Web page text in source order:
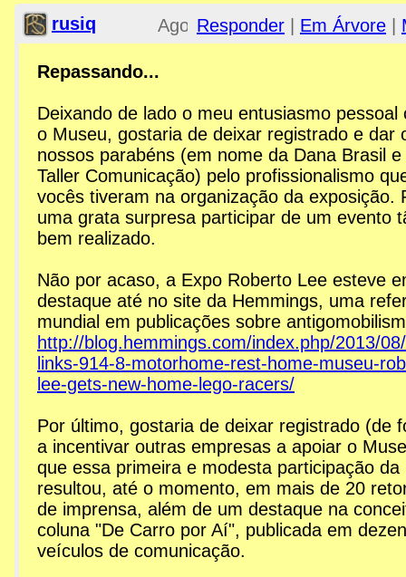
rusiq Responder Em Árvore
Ago
2013;
2:02pm
Re: MPAM - Museu
Repassando...
Deixando de lado o meu entusiasmo pessoal
o Museu, gostaria de deixar registrado e dar
nossos parabéns (em nome da Dana Brasil e
Taller Comunicação) pelo profissionalismo
vocês tiveram na organização da exposição.
uma grata surpresa participar de um evento
bem realizado.
Não por acaso, a Expo Roberto Lee esteve
destaque até no site da Hemmings, uma
mundial em publicações sobre
http://blog.hemmings.com/index.php/2013/
links-914-8-motorhome-rest-home-museu-
lee-gets-new-home-lego-racers/
Por último, gostaria de deixar registrado (de
a incentivar outras empresas a apoiar o
que essa primeira e modesta participação da
resultou, até o momento, em mais de 20
de imprensa, além de um destaque na
coluna "De Carro por Aí", publicada em
veículos de comunicação.